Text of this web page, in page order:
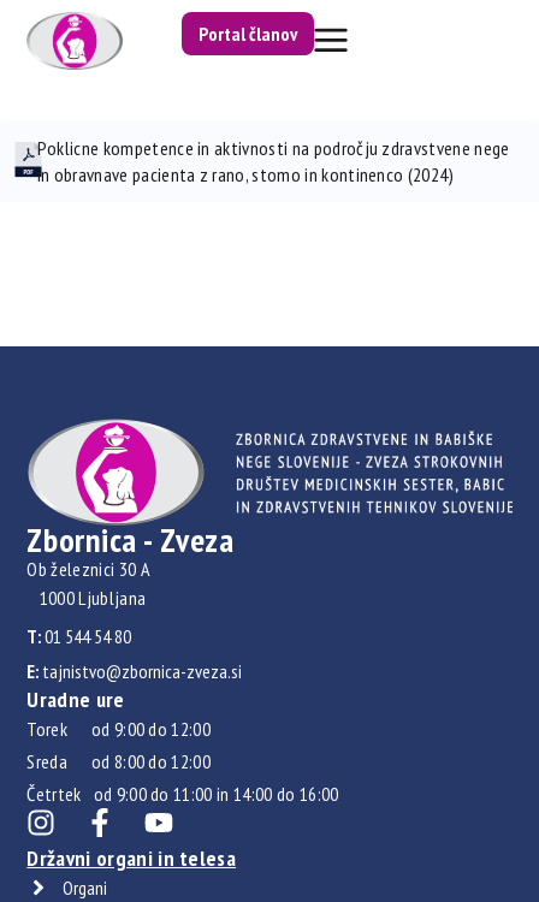
Portal članov
Poklicne kompetence in aktivnosti na področju zdravstvene nege
in obravnave pacienta z rano, stomo in kontinenco (2024)
Zbornica - Zveza
Ob železnici 30 A
1000 Ljubljana
T:01 544 54 80
E: tajnistvo@zbornica-zveza.si
Uradne ure
Torek od 9:00 do 12:00
Sreda od 8:00 do 12:00
Četrtek od 9:00 do 11:00 in 14:00 do 16:00
Državni organi in telesa
Organi